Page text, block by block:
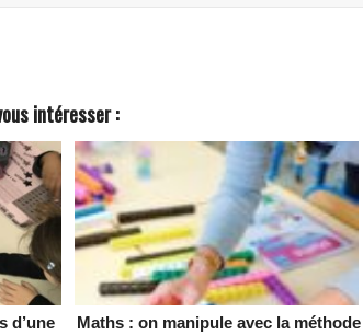
intéresser :
d’une
Maths : on manipule avec la méthode